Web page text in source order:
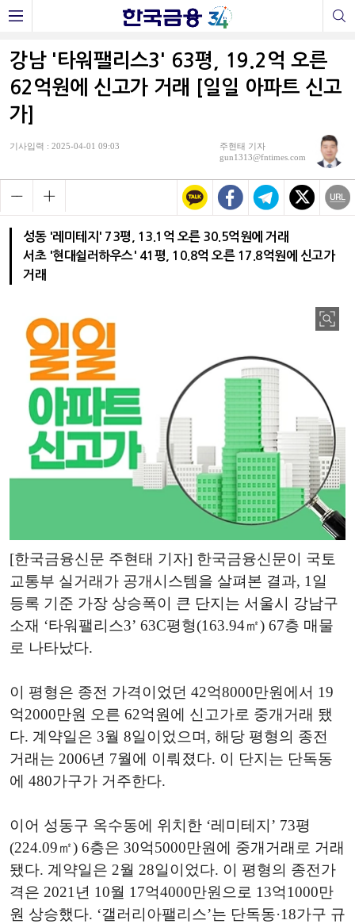
강남 '타워팰리스3' 63평, 19.2억 오른
62억원에 신고가 거래 [일일 아파트 신고
가]
기사입력 : 2025-04-01 09:03
주현태 기자
gun1313@fntimes.com
성동 '레미테지' 73평, 13.1억 오른 30.5억원에 거래
서초 '현대쉴러하우스' 41평, 10.8억 오른 17.8억원에 신고가
거래
[한국금융신문 주현태 기자] 한국금융신문이 국토
교통부 실거래가 공개시스템을 살펴본 결과, 1일
등록 기준 가장 상승폭이 큰 단지는 서울시 강남구
소재 ‘타워팰리스3’ 63C평형(163.94㎡) 67층 매물
로 나타났다.
이 평형은 종전 가격이었던 42억8000만원에서 19
억2000만원 오른 62억원에 신고가로 중개거래 됐
다. 계약일은 3월 8일이었으며, 해당 평형의 종전
거래는 2006년 7월에 이뤄졌다. 이 단지는 단독동
에 480가구가 거주한다.
이어 성동구 옥수동에 위치한 ‘레미테지’ 73평
(224.09㎡) 6층은 30억5000만원에 중개거래로 거래
됐다. 계약일은 2월 28일이었다. 이 평형의 종전가
격은 2021년 10월 17억4000만원으로 13억1000만
원 상승했다. ‘갤러리아팰리스’는 단독동·18가구 규